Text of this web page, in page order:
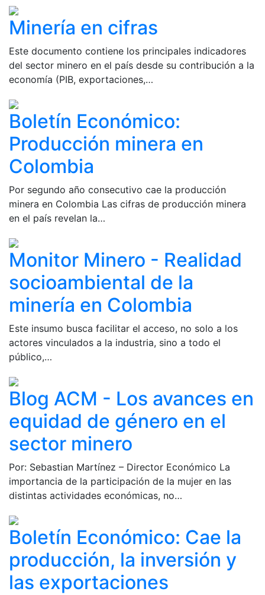
Minería en cifras
Este documento contiene los principales indicadores
del sector minero en el país desde su contribución a la
economía (PIB, exportaciones,…
Boletín Económico:
Producción minera en
Colombia
Por segundo año consecutivo cae la producción
minera en Colombia Las cifras de producción minera
en el país revelan la…
Monitor Minero - Realidad
socioambiental de la
minería en Colombia
Este insumo busca facilitar el acceso, no solo a los
actores vinculados a la industria, sino a todo el
público,…
Blog ACM - Los avances en
equidad de género en el
sector minero
Por: Sebastian Martínez – Director Económico La
importancia de la participación de la mujer en las
distintas actividades económicas, no…
Boletín Económico: Cae la
producción, la inversión y
las exportaciones